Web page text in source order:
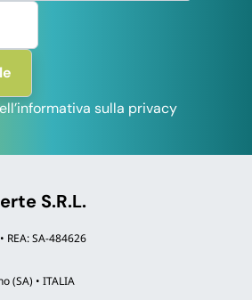
sulla privacy
S.R.L.
REA: SA-484626
(SA) • ITALIA